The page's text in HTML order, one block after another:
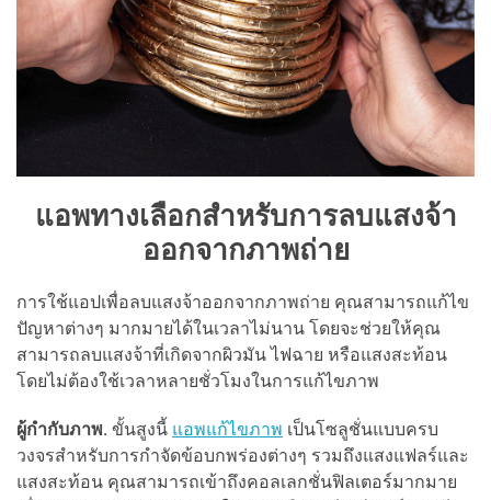
แอพทางเลือกสำหรับการลบแสงจ้า
ออกจากภาพถ่าย
การใช้แอปเพื่อลบแสงจ้าออกจากภาพถ่าย คุณสามารถแก้ไข
ปัญหาต่างๆ มากมายได้ในเวลาไม่นาน โดยจะช่วยให้คุณ
สามารถลบแสงจ้าที่เกิดจากผิวมัน ไฟฉาย หรือแสงสะท้อน
โดยไม่ต้องใช้เวลาหลายชั่วโมงในการแก้ไขภาพ
ผู้กำกับภาพ. ขั้นสูงนี้ แอพแก้ไขภาพ เป็นโซลูชั่นแบบครบ
วงจรสำหรับการกำจัดข้อบกพร่องต่างๆ รวมถึงแสงแฟลร์และ
แสงสะท้อน คุณสามารถเข้าถึงคอลเลกชั่นฟิลเตอร์มากมาย